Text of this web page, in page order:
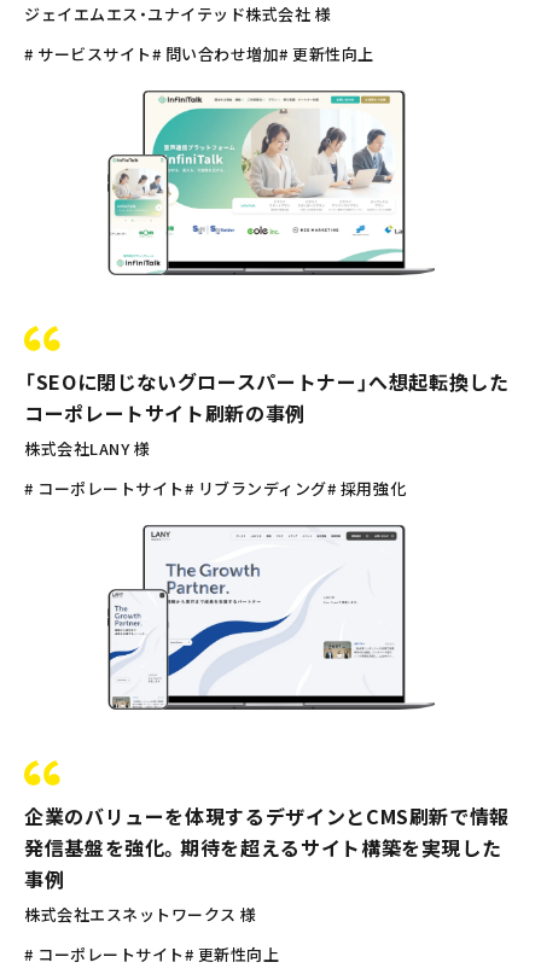
ジェイエムエス・ユナイテッド株式会社 様
# サービスサイト# 問い合わせ増加# 更新性向上
「SEOに閉じないグロースパートナー」へ想起転換した
コーポレートサイト刷新の事例
株式会社LANY 様
# コーポレートサイト# リブランディング# 採用強化
企業のバリューを体現するデザインとCMS刷新で情報
発信基盤を強化。期待を超えるサイト構築を実現した
事例
株式会社エスネットワークス 様
# コーポレートサイト# 更新性向上